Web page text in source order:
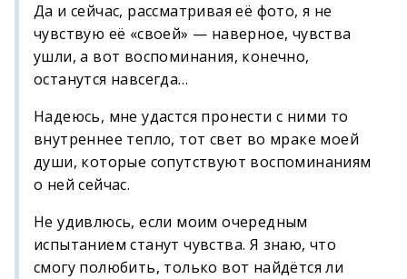
Да и сейчас, рассматривая её фото, я не
чувствую её «своей» — наверное, чувства
ушли, а вот воспоминания, конечно,
останутся навсегда…
Надеюсь, мне удастся пронести с ними то
внутреннее тепло, тот свет во мраке моей
души, которые сопутствуют воспоминаниям
о ней сейчас.
Не удивлюсь, если моим очередным
испытанием станут чувства. Я знаю, что
смогу полюбить, только вот найдётся ли